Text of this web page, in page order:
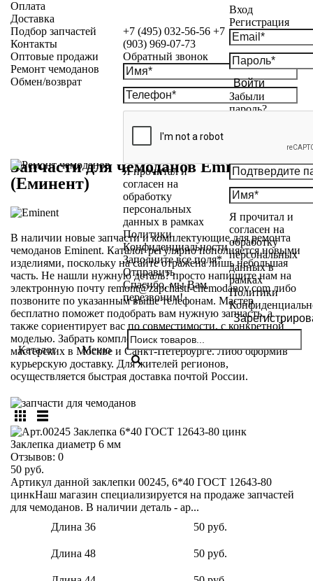
+7 (495) 032-56-56 +7
(903) 969-07-73
Обратный звонок
Я прочитал и
согласен на
обработку
персональных
данных в рамках
Политики
Конфиденциальности
Заполните все поля*
Отправить
Спасибо, мы Вам
перезвоним!
Вход
Регистрация
Войти
Забыли
пароль?
Я прочитал и
согласен на
обработку
персональных
данных в
рамках
Политики
Каталог Меню
Оплата
Доставка
Подбор запчастей
Контакты
Оптовые продажи
Ремонт чемоданов
Обмен/возврат
Запчасти для чемоданов Eminent
(Еминент)
В наличии новые запчасти и комплектующие для ремонта
чемоданов Eminent. Каталог регулярно пополняется новыми
изделиями, поскольку на сайте отражена лишь небольшая
часть. Не нашли нужную деталь? просто напишите нам на
электронную почту remont@zapchasti-chemodanov.com либо
позвоните по указанным выше телефонам. Мастер
бесплатно поможет подобрать вам нужную запчасть, а
также сориентирует вас по совместимости, с конкретной
моделью. Забрать комплектующие можно самовывозом из
мастерских в Москве и Санкт-Петербурге. Либо оформив
курьерскую доставку. Для жителей регионов,
осуществляется быстрая доставка почтой России.
Заклепка диаметр 6 мм
Отзывов: 0
50 руб.
Артикул данной заклепки 00245, 6*40 ГОСТ 12643-80
цинкНаш магазин специализируется на продаже запчастей
для чемоданов. В наличии деталь - ар...
Длина 36
50 руб.
Длина 48 50 руб.